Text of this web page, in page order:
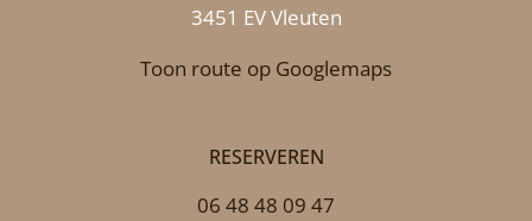
3451 EV Vleuten
Toon route op Googlemaps
RESERVEREN
06 48 48 09 47